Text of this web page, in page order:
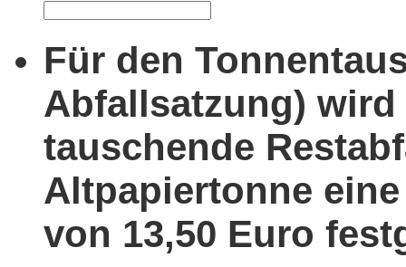
Für den
Abfallsatzung)
tauschende
Altpapiertonne
von 13,50 Euro